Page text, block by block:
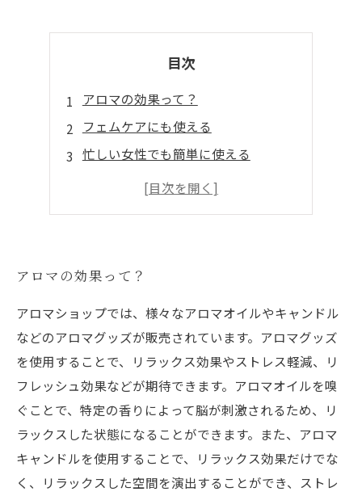
目次
アロマの効果って？
フェムケアにも使える
忙しい女性でも簡単に使える
デリケートな部分にも使える
アロマの効果って？
アロマショップでは、様々なアロマオイルやキャンドル
などのアロマグッズが販売されています。アロマグッズ
を使用することで、リラックス効果やストレス軽減、リ
フレッシュ効果などが期待できます。アロマオイルを嗅
ぐことで、特定の香りによって脳が刺激されるため、リ
ラックスした状態になることができます。また、アロマ
キャンドルを使用することで、リラックス効果だけでな
く、リラックスした空間を演出することができ、ストレ